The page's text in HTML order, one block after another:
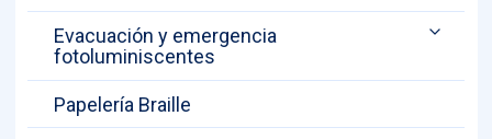
Evacuación y emergencia
fotoluminiscentes
Papelería Braille